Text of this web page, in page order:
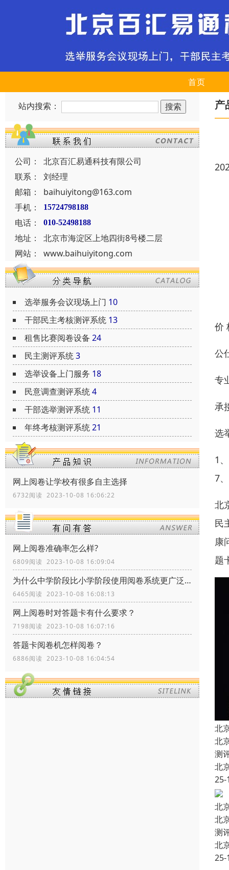
首页
站内搜索：
公司：
北京百汇易通科技有限公司
联系：
刘经理
邮箱：
baihuiyitong@163.com
手机：
15724798188
电话： 010-52498188
地址：
北京市海淀区上地四街8号楼二层
网站：
www.baihuiyitong.com
选举服务会议现场上门 10
干部民主考核测评系统 13
租售比赛阅卷设备 24
民主测评系统3
选举设备上门服务 18
民意调查测评系统4
干部选举测评系统 11
年终考核测评系统21
网上阅卷让学校有很多自主选择
6732阅读 2023-10-08 16:06:22
网上阅卷准确率怎么样?
6809阅读 2023-10-08 16:09:04
为什么中学阶段比小学阶段使用阅卷系统更广泛？
6465阅读 2023-10-08 16:08:13
网上阅卷时对答题卡有什么要求？
7198阅读 2023-10-08 16:07:16
答题卡阅卷机怎样阅卷？
6886阅读 2023-10-08 16:04:54
产
价
公
专
承
选
1
7
北
民
康
题
北
北
测
北
25-
北
北
测
北
25-